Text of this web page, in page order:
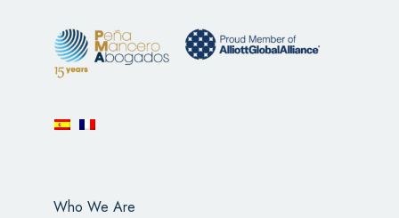
Who We Are